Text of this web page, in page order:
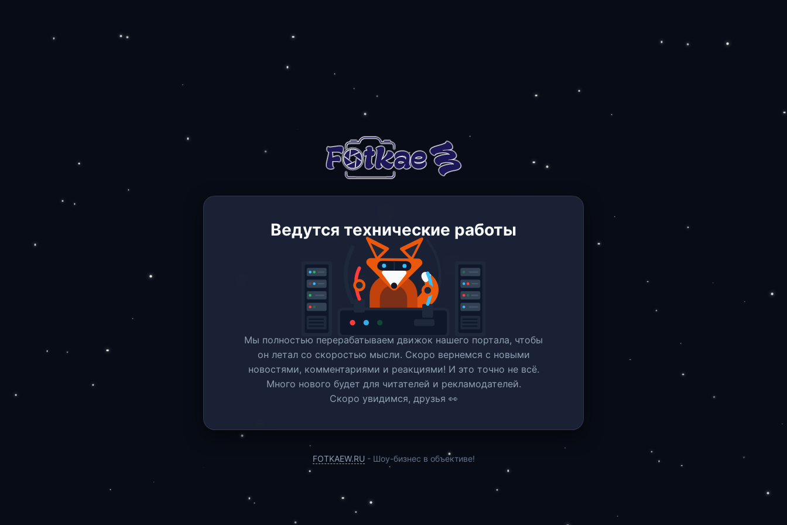
Ведутся технические работы
Мы полностью перерабатываем движок нашего портала, чтобы
он летал со скоростью мысли. Скоро вернемся c новыми
новостями, комментариями и реакциями! И это точно не всё.
Много нового будет для читателей и рекламодателей.
Скоро увидимся, друзья 👀
FOTKAEW.RU - Шоу-бизнес в объективе!